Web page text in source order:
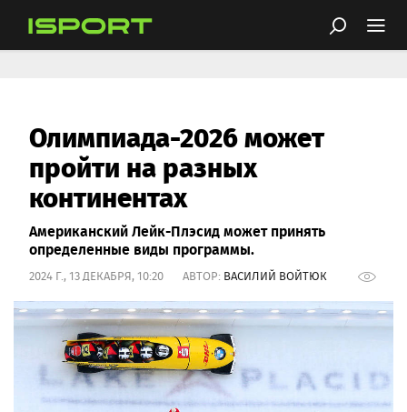
Олимпиада-2026 может
пройти на разных
континентах
Американский Лейк-Плэсид может принять
определенные виды программы.
2024 Г., 13 ДЕКАБРЯ, 10:20 АВТОР: ВАСИЛИЙ ВОЙТЮК